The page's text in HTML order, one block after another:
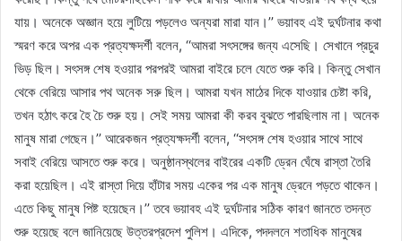
যায়। অনেকে অজ্ঞান হয়ে লুটিয়ে পড়লেও অন্যরা মারা যান।’’ ভয়াবহ এই দুর্ঘটনার কথা
স্মরণ করে অপর এক প্রত্যক্ষদর্শী বলেন, ‘‘আমরা সৎসঙ্গের জন্য এসেছি। সেখানে প্রচুর
ভিড় ছিল। সৎসঙ্গ শেষ হওয়ার পরপরই আমরা বাইরে চলে যেতে শুরু করি। কিন্তু সেখান
থেকে বেরিয়ে আসার পথ অনেক সরু ছিল। আমরা যখন মাঠের দিকে যাওয়ার চেষ্টা করি,
তখন হঠাৎ করে হৈ চৈ শুরু হয়। সেই সময় আমরা কী করব বুঝতে পারছিলাম না। অনেক
মানুষ মারা গেছেন।’’ আরেকজন প্রত্যক্ষদর্শী বলেন, ‘‘সৎসঙ্গ শেষ হওয়ার সাথে সাথে
সবাই বেরিয়ে আসতে শুরু করে। অনুষ্ঠানস্থলের বাইরের একটি ড্রেন ঘেঁষে রাস্তা তৈরি
করা হয়েছিল। এই রাস্তা দিয়ে হাঁটার সময় একের পর এক মানুষ ড্রেনে পড়তে থাকেন।
এতে কিছু মানুষ পিষ্ট হয়েছেন।’’ তবে ভয়াবহ এই দুর্ঘটনার সঠিক কারণ জানতে তদন্ত
শুরু হয়েছে বলে জানিয়েছে উত্তরপ্রদেশ পুলিশ। এদিকে, পদদলনে শতাধিক মানুষের